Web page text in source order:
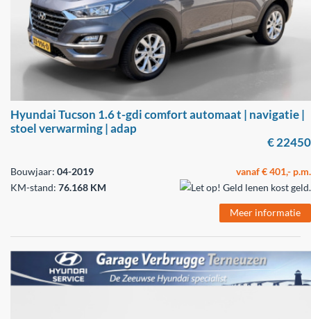
Hyundai Tucson 1.6 t-gdi comfort automaat | navigatie |
stoel verwarming | adap
€ 22450
Bouwjaar: 04-2019
KM-stand: 76.168 KM
vanaf € 401,- p.m.
Meer informatie